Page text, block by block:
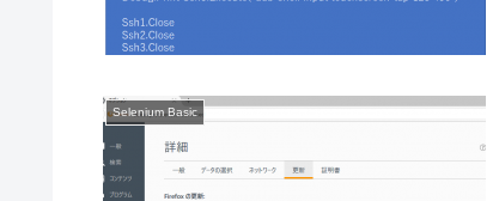
Selenium Basic